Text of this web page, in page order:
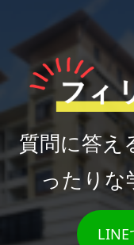
質問に答え
ったりな
LINE